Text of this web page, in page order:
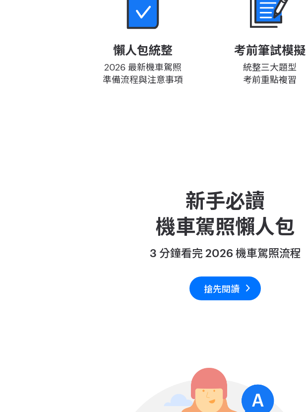
懶人包統整
2026 最新機車駕照
準備流程與注意事項
考前筆試模擬
統整三大題型
考前重點複習
新手必讀
機車駕照懶人包
3 分鐘看完 2026 機車駕照流程
搶先閱讀